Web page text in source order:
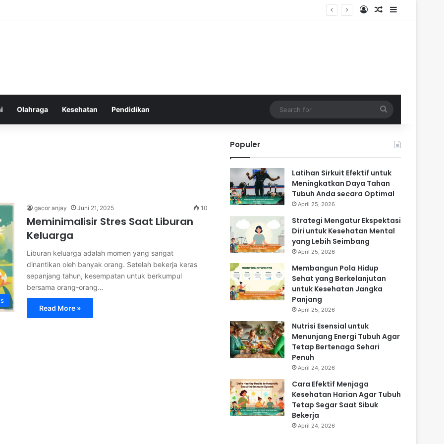
Log InRandom Article
Sidebar
Olahraga Kesehatan Pendidikan
for
gacor anjay Juni 21, 2025 10
Meminimalisir Stres Saat Liburan
Keluarga
Liburan keluarga adalah momen yang sangat
dinantikan oleh banyak orang. Setelah bekerja keras
sepanjang tahun, kesempatan untuk berkumpul
bersama orang-orang…
Read More »
Populer
Latihan Sirkuit Efektif untuk
Meningkatkan Daya Tahan
Tubuh Anda secara Optimal
April 25, 2026
Strategi Mengatur Ekspektasi
Diri untuk Kesehatan Mental
yang Lebih Seimbang
April 25, 2026
Membangun Pola Hidup
Sehat yang Berkelanjutan
untuk Kesehatan Jangka
Panjang
April 25, 2026
Nutrisi Esensial untuk
Menunjang Energi Tubuh Agar
Tetap Bertenaga Sehari
Penuh
April 24, 2026
Cara Efektif Menjaga
Kesehatan Harian Agar Tubuh
Tetap Segar Saat Sibuk
Bekerja
April 24, 2026